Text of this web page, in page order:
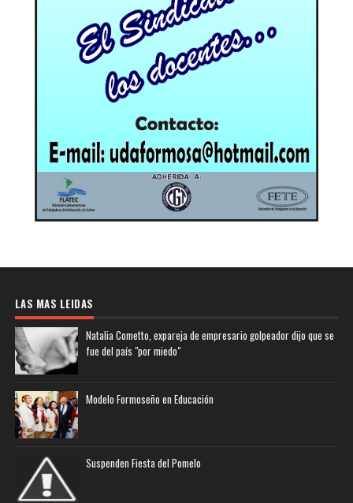
LAS MAS LEIDAS
Natalia Cometto, expareja de empresario golpeador dijo que se
fue del país "por miedo"
Modelo Formoseño en Educación
Suspenden Fiesta del Pomelo